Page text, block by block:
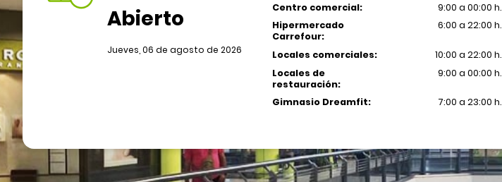
Abierto
Jueves, 06 de agosto de 2026
Centro comercial:
9:00 a 00:00 h.
Hipermercado
Carrefour:
6:00 a 22:00 h.
Locales comerciales:
10:00 a 22:00 h.
Locales de
restauración:
9:00 a 00:00 h.
Gimnasio Dreamfit: 7:00 a 23:00 h.